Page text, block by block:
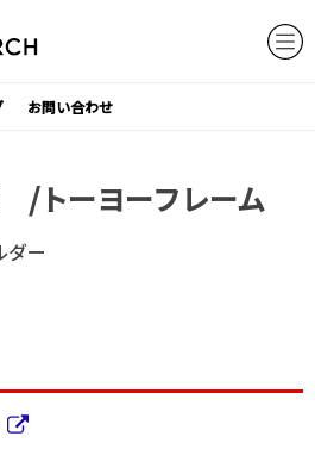
お問い合わせ
/トーヨーフレーム
ダー